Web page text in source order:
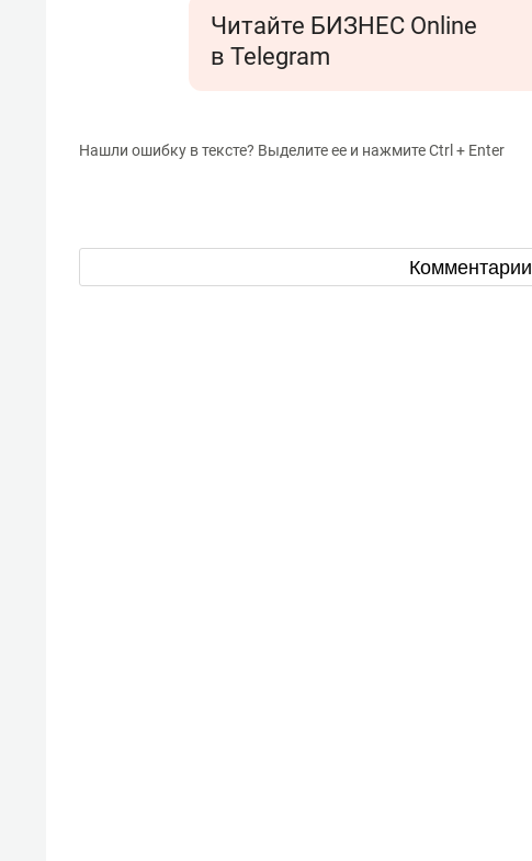
Читайте БИЗНЕС Online
в Telegram
Нашли ошибку в тексте? Выделите ее и нажмите Ctrl + Enter
Комментарии